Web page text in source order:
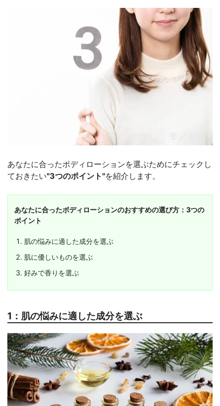
あなたに合ったボディローションを選ぶためにチェックし
ておきたい"3つのポイント"を紹介します。
あなたに合ったボディローションのおすすめの選び方：3つの
ポイント
肌の悩みに適した成分を選ぶ
肌に優しいものを選ぶ
好みで香りを選ぶ
1：肌の悩みに適した成分を選ぶ